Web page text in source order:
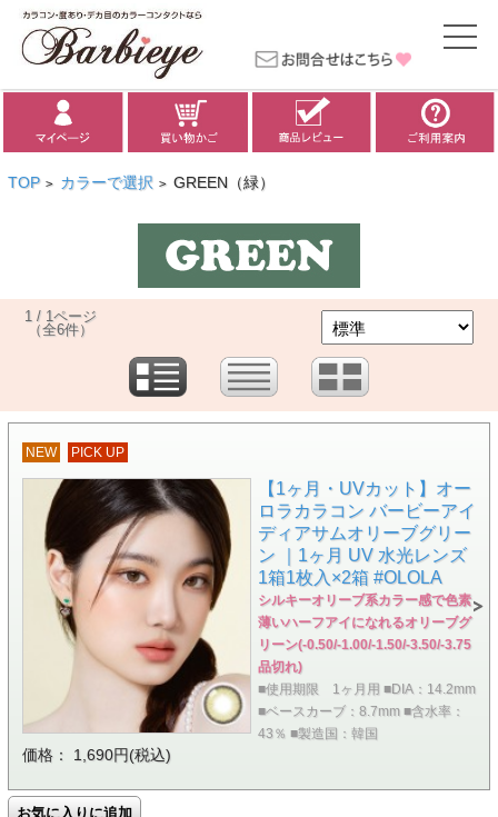
TOP > カラーで選択 > GREEN（緑）
1 / 1ページ
（全6件）
NEW PICK UP
【1ヶ月・UVカット】オー
ロラカラコン バービーアイ
ディアサムオリーブグリー
ン ｜1ヶ月 UV 水光レンズ
1箱1枚入×2箱 #OLOLA
シルキーオリーブ系カラー感で色素
薄いハーフアイになれるオリーブグ
リーン(-0.50/-1.00/-1.50/-3.50/-3.75
品切れ)
■使用期限 1ヶ月用 ■DIA：14.2mm
■ベースカーブ：8.7mm ■含水率：
43％ ■製造国：韓国
価格： 1,690円(税込)